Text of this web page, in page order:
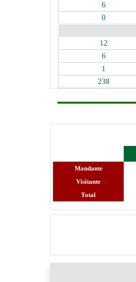
6
0
12
6
1
238
Mandante
Visitante
Total